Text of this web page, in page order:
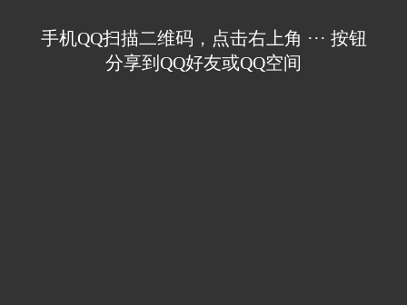
手机QQ扫描二维码，点击右上角 ··· 按钮
分享到QQ好友或QQ空间